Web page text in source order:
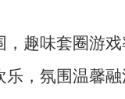
趣味套圈游戏
，氛围温馨融